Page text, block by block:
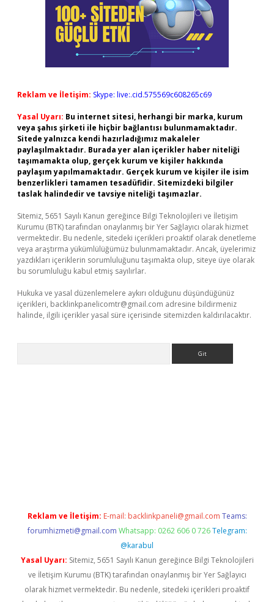
Reklam ve İletişim: Skype: live:.cid.575569c608265c69
Yasal Uyarı: Bu internet sitesi, herhangi bir marka, kurum
veya şahıs şirketi ile hiçbir bağlantısı bulunmamaktadır.
Sitede yalnızca kendi hazırladığımız makaleler
paylaşılmaktadır. Burada yer alan içerikler haber niteliği
taşımamakta olup, gerçek kurum ve kişiler hakkında
paylaşım yapılmamaktadır. Gerçek kurum ve kişiler ile isim
benzerlikleri tamamen tesadüfidir. Sitemizdeki bilgiler
taslak halindedir ve tavsiye niteliği taşımazlar.
Sitemiz, 5651 Sayılı Kanun gereğince Bilgi Teknolojileri ve İletişim
Kurumu (BTK) tarafından onaylanmış bir Yer Sağlayıcı olarak hizmet
vermektedir. Bu nedenle, sitedeki içerikleri proaktif olarak denetleme
veya araştırma yükümlülüğümüz bulunmamaktadır. Ancak, üyelerimiz
yazdıkları içeriklerin sorumluluğunu taşımakta olup, siteye üye olarak
bu sorumluluğu kabul etmiş sayılırlar.
Hukuka ve yasal düzenlemelere aykırı olduğunu düşündüğünüz
içerikleri, backlinkpanelicomtr@gmail.com adresine bildirmeniz
halinde, ilgili içerikler yasal süre içerisinde sitemizden kaldırılacaktır.
Reklam ve İletişim: E-mail: backlinkpaneli@gmail.com Teams:
forumhizmeti@gmail.com Whatsapp: 0262 606 0 726 Telegram:
@karabul
Yasal Uyarı: Sitemiz, 5651 Sayılı Kanun gereğince Bilgi Teknolojileri
ve İletişim Kurumu (BTK) tarafından onaylanmış bir Yer Sağlayıcı
olarak hizmet vermektedir. Bu nedenle, sitedeki içerikleri proaktif